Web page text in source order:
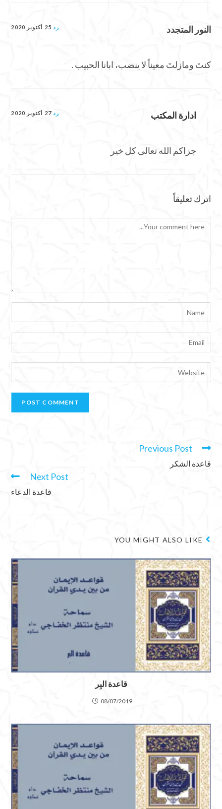
النور المتجدد رد 25 أكتوبر 2020
كنتَ ومازلتَ معيناً لا ينضب، ابانا الحبيب .
ادارة المكتب رد 27 أكتوبر 2020
جزاكم الله تعالى كل خير
اترك تعليقاً
Previous Post
قاعدة الشكر
Next Post
قاعدة الدعاء
YOU MIGHT ALSO LIKE
قاعدة البِر
08/07/2019